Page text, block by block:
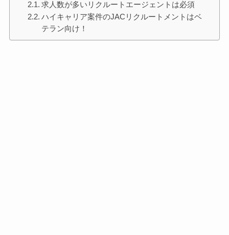
求人数が多いリクルートエージェントは必須
ハイキャリア案件のJACリクルートメントはベ
テラン向け！